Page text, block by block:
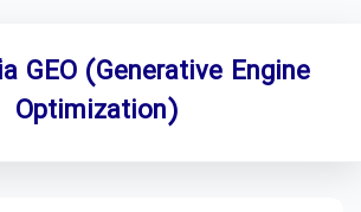
GEO (Generative Engine
Optimization)